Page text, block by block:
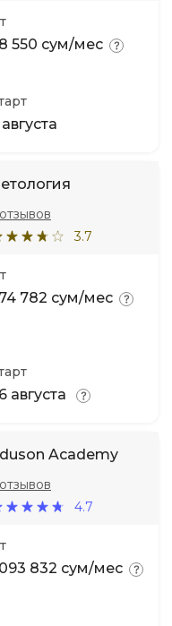
550 сум/мес
3.7
782 сум/мес
августа
Academy
4.7
832 сум/мес